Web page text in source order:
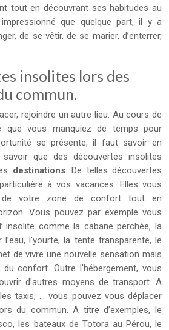
tout en découvrant ses habitudes au
que quelque part, il y a
de se vêtir, de se marier, d’enterrer,
insolites lors des
commun.
rejoindre un autre lieu. Au cours de
que vous manquiez de temps pour
se présente, il faut savoir en
que des découvertes insolites
destinations. De telles découvertes
à vos vacances. Elles vous
de votre zone de confort tout en
Vous pouvez par exemple vous
insolite comme la cabane perchée, la
l’yourte, la tente transparente, le
de vivre une nouvelle sensation mais
confort. Outre l’hébergement, vous
d’autres moyens de transport. A
taxis, … vous pouvez vous déplacer
du commun. A titre d’exemples, le
les bateaux de Totora au Pérou, le